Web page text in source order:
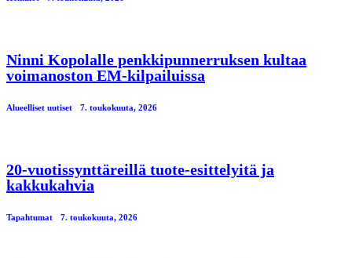
Ninni Kopolalle penkkipunnerruksen kultaa
voimanoston EM-kilpailuissa
Alueelliset uutiset 7. toukokuuta, 2026
20-vuotissynttäreillä tuote-esittelyitä ja
kakkukahvia
Tapahtumat 7. toukokuuta, 2026